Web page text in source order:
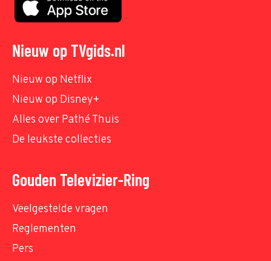
Nieuw op TVgids.nl
Nieuw op Netflix
Nieuw op Disney+
Alles over Pathé Thuis
De leukste collecties
Gouden Televizier-Ring
Veelgestelde vragen
Reglementen
Pers